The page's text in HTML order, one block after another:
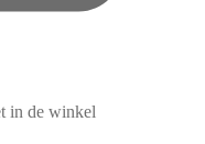
in de winkel